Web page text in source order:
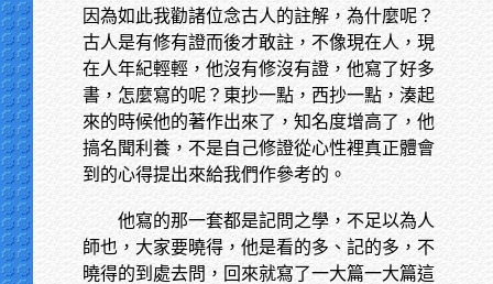
因為如此我勸諸位念古人的註解，為什麼呢？
古人是有修有證而後才敢註，不像現在人，現
在人年紀輕輕，他沒有修沒有證，他寫了好多
書，怎麼寫的呢？東抄一點，西抄一點，湊起
來的時候他的著作出來了，知名度增高了，他
搞名聞利養，不是自己修證從心性裡真正體會
到的心得提出來給我們作參考的。
他寫的那一套都是記問之學，不足以為人
師也，大家要曉得，他是看的多、記的多，不
曉得的到處去問，回來就寫了一大篇一大篇這